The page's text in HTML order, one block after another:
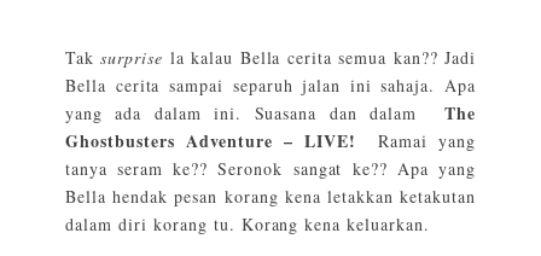
Taksurprise la kalau Bella cerita semua kan?? Jadi
Bella cerita sampai separuh jalan ini sahaja. Apa
yang ada dalam ini. Suasana dan dalam
The
Ghostbusters Adventure – LIVE! Ramai yang
tanya seram ke?? Seronok sangat ke?? Apa yang
Bella hendak pesan korang kena letakkan ketakutan
dalam diri korang tu. Korang kena keluarkan.